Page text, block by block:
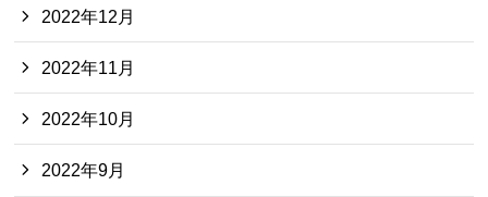
2022年12月
2022年11月
2022年10月
2022年9月